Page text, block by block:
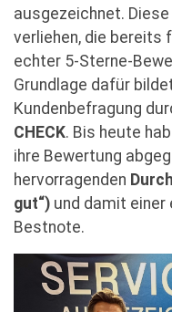
ausgezeichnet. Diese
verliehen, die bereits
echter 5-Sterne-
Grundlage dafür
Kundenbefragung
CHECK. Bis heute
ihre Bewertung
hervorragenden
gut“) und damit
Bestnote.